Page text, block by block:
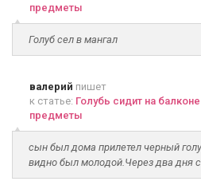
предметы
Голуб сел в мангал
валерий пишет
к статье: Голубь сидит на
предметы
сын был дома прилетел черный
видно был молодой.Через два дня